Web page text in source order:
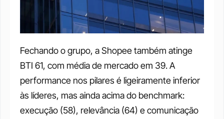
Fechando o grupo, a Shopee também atinge
BTI 61, com média de mercado em 39. A
performance nos pilares é ligeiramente inferior
às líderes, mas ainda acima do benchmark:
execução (58), relevância (64) e comunicação